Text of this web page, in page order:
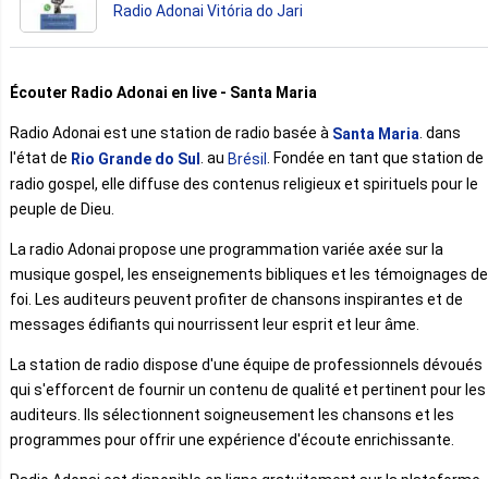
Radio Adonai Vitória do Jari
Écouter Radio Adonai en live - Santa Maria
Radio Adonai est une station de radio basée à Santa Maria . dans
l'état de Rio Grande do Sul . au Brésil . Fondée en tant que station de
radio gospel, elle diffuse des contenus religieux et spirituels pour le
peuple de Dieu.
La radio Adonai propose une programmation variée axée sur la
musique gospel, les enseignements bibliques et les témoignages de
foi. Les auditeurs peuvent profiter de chansons inspirantes et de
messages édifiants qui nourrissent leur esprit et leur âme.
La station de radio dispose d'une équipe de professionnels dévoués
qui s'efforcent de fournir un contenu de qualité et pertinent pour les
auditeurs. Ils sélectionnent soigneusement les chansons et les
programmes pour offrir une expérience d'écoute enrichissante.